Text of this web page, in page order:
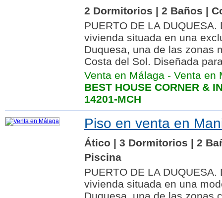
2 Dormitorios | 2 Baños |
PUERTO DE LA
vivienda situada en una
Duquesa, una de las zonas
Costa del Sol. Diseñada
Venta en Málaga - Venta en
BEST HOUSE CORNER &
14201-MCH
Piso en venta en
Ático | 3 Dormitorios | 2
Piscina
PUERTO DE LA
vivienda situada en una